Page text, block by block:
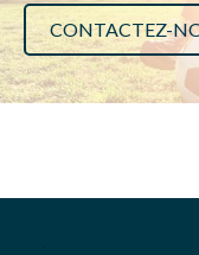
CONTACTEZ-